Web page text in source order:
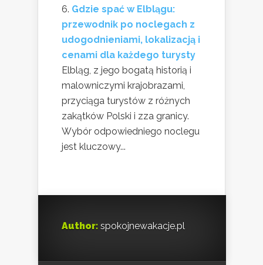
Gdzie spać w Elblągu:
przewodnik po noclegach z
udogodnieniami, lokalizacją i
cenami dla każdego turysty
Elbląg, z jego bogatą historią i
malowniczymi krajobrazami,
przyciąga turystów z różnych
zakątków Polski i zza granicy.
Wybór odpowiedniego noclegu
jest kluczowy...
Author: spokojnewakacje.pl